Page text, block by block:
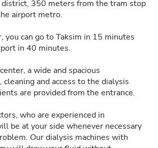
district, 350 meters from the tram stop
airport metro.
you can go to Taksim in 15 minutes
in 40 minutes.
a wide and spacious
cleaning and access to the dialysis
are provided from the entrance.
who are experienced in
be at your side whenever necessary
Our dialysis machines with